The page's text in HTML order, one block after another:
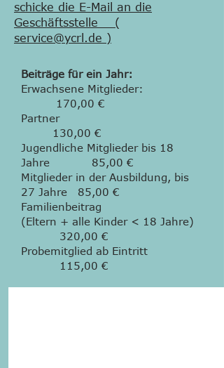
schicke die E-Mail an die
Geschäftsstelle (
service@ycrl.de )
Beiträge für ein Jahr:
Erwachsene Mitglieder:
170,00 €
Partner
130,00 €
Jugendliche Mitglieder bis 18
Jahre 85,00 €
Mitglieder in der Ausbildung, bis
27 Jahre 85,00 €
Familienbeitrag
(Eltern + alle Kinder < 18 Jahre)
320,00 €
Probemitglied ab Eintritt
115,00 €